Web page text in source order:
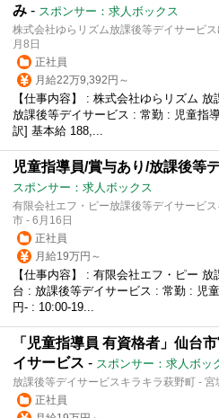
み - スポンサー：求人ボックス
株式会社ゆらリズム放課後等デイサービ
月8日
正社員
月給22万9,392円～
【仕事内容】 : 株式会社ゆらリズム
放課後等デイサービス : 常勤 : 児童指
訳] 基本給 188,...
児童指導員/賞与あり/放課後等
スポンサー：求人ボックス
有限会社エフ・ピー放課後等デイサービ
市 - 6月16日
正社員
月給19万円～
【仕事内容】 : 有限会社エフ・ピー
台 : 放課後等デイサービス : 常勤 : 児
円- : 10:00-19...
「児童指導員 有資格者」仙台
イサービス - スポンサー：求人ボッ
放課後等デイサービスキラキラ萩野町 - 宮
正社員